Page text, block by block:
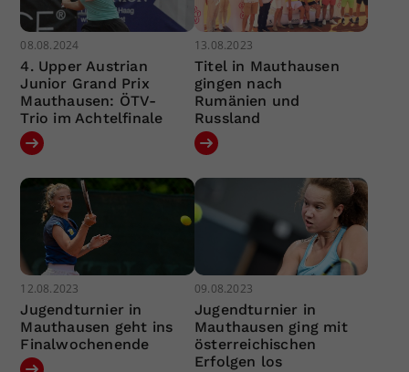
08.08.2024
4. Upper Austrian
Junior Grand Prix
Mauthausen: ÖTV-
Trio im Achtelfinale
13.08.2023
Titel in Mauthausen
gingen nach
Rumänien und
Russland
12.08.2023
Jugendturnier in
Mauthausen geht ins
Finalwochenende
09.08.2023
Jugendturnier in
Mauthausen ging mit
österreichischen
Erfolgen los